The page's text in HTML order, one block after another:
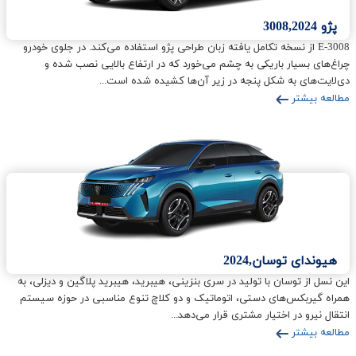
پژو 3008,2024
E-3008 از نسخه تکامل‌ یافته زبان طراحی پژو استفاده می‌کند. در جلوی خودرو
چراغ‌های بسیار باریکی به چشم می‌خورد که در ارتفاع بالایی نصب شده و
دی‌لایت‌های به شکل پنجه در زیر آن‌ها کشیده شده است...
مطالعه بیشتر
هیوندای توسان,2024
این نسل از توسان با تولید در سری بنزینی، هیبرید، هیبرید پلاگین و دیزلی، به
همراه گیربکس‌های دستی، اتوماتیک و دو کلاچ تنوع مناسبی در حوزه سیستم
انتقال نیرو در اختیار مشتری قرار می‌دهد...
مطالعه بیشتر